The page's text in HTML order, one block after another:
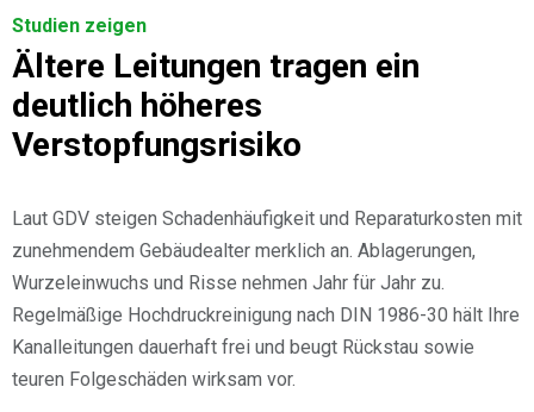
Studien zeigen
Ältere Leitungen tragen ein
deutlich höheres
Verstopfungsrisiko
Laut GDV steigen Schadenhäufigkeit und Reparaturkosten mit
zunehmendem Gebäudealter merklich an. Ablagerungen,
Wurzeleinwuchs und Risse nehmen Jahr für Jahr zu.
Regelmäßige Hochdruckreinigung nach DIN 1986-30 hält Ihre
Kanalleitungen dauerhaft frei und beugt Rückstau sowie
teuren Folgeschäden wirksam vor.